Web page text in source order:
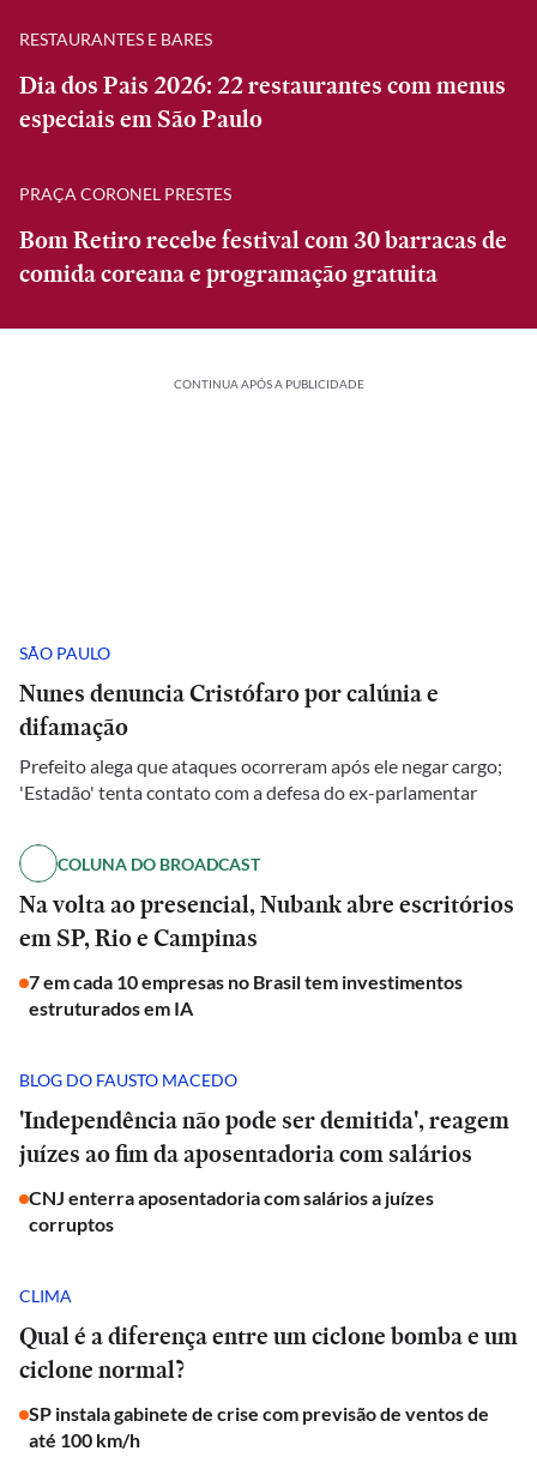
RESTAURANTES E BARES
Dia dos Pais 2026: 22 restaurantes com menus
especiais em São Paulo
PRAÇA CORONEL PRESTES
Bom Retiro recebe festival com 30 barracas de
comida coreana e programação gratuita
CONTINUA APÓS A PUBLICIDADE
SÃO PAULO
Nunes denuncia Cristófaro por calúnia e
difamação
Prefeito alega que ataques ocorreram após ele negar cargo;
'Estadão' tenta contato com a defesa do ex-parlamentar
COLUNA DO BROADCAST
Na volta ao presencial, Nubank abre escritórios
em SP, Rio e Campinas
7 em cada 10 empresas no Brasil tem investimentos
estruturados em IA
BLOG DO FAUSTO MACEDO
'Independência não pode ser demitida', reagem
juízes ao fim da aposentadoria com salários
CNJ enterra aposentadoria com salários a juízes
corruptos
CLIMA
Qual é a diferença entre um ciclone bomba e um
ciclone normal?
SP instala gabinete de crise com previsão de ventos de
até 100 km/h